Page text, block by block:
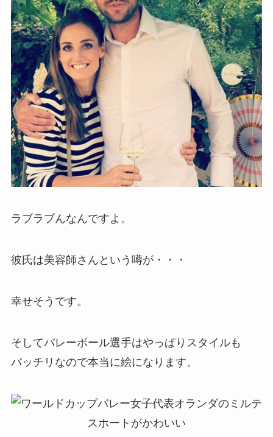
ラブラブんなんですよ。
彼氏は美容師さんという噂が・・・
幸せそうです。
そしてバレーボール選手はやっぱりスタイルも
バッチリなので本当に絵になります。